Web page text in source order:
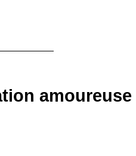
amoureuse